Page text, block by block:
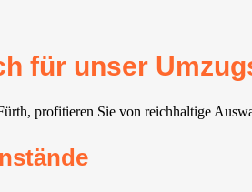
für unser
profitieren Sie von reichhaltige